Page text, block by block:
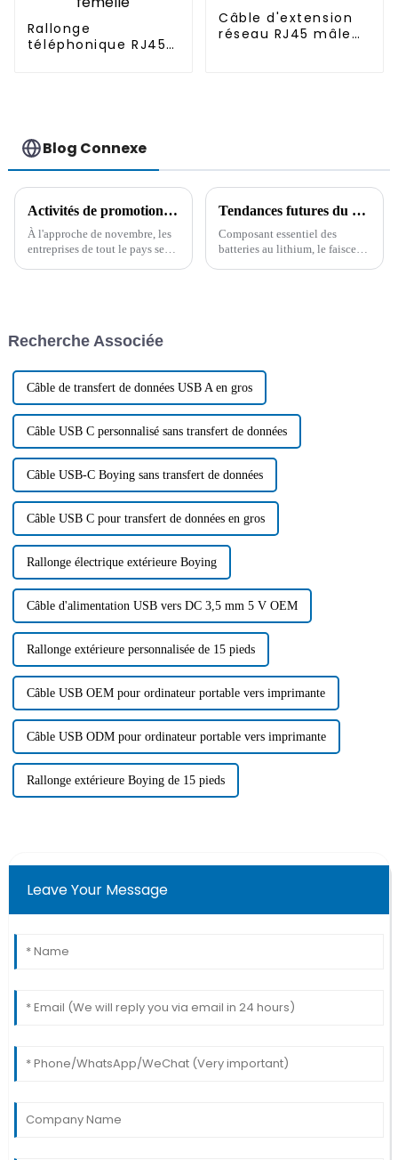
Rallonge
téléphonique RJ45
Câble d'extension
réseau RJ45 mâle
Blog Connexe
Activités de promotion du câble 2024 de Boying Company
À l'approche de novembre, les
entreprises de tout le pays se
spéciales. Boying Company,
Tendances futures du développement du faisceau de câbles des batteries au lithium
Composant essentiel des
batteries au lithium, le faisceau
Recherche Associée
Câble de transfert de données USB A en gros
Câble USB C personnalisé sans transfert de données
Câble USB-C Boying sans transfert de données
Câble USB C pour transfert de données en gros
Rallonge électrique extérieure Boying
Câble d'alimentation USB vers DC 3,5 mm 5 V OEM
Rallonge extérieure personnalisée de 15 pieds
Câble USB OEM pour ordinateur portable vers imprimante
Câble USB ODM pour ordinateur portable vers imprimante
Rallonge extérieure Boying de 15 pieds
Leave Your Message